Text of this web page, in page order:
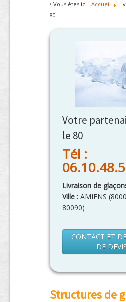
• Vous êtes ici : Accueil
80
Votre
le 80
Tél :
Livraison de
Ville : AMIENS (
80090)
CONTACT ET
DE DEVIS
Structures de